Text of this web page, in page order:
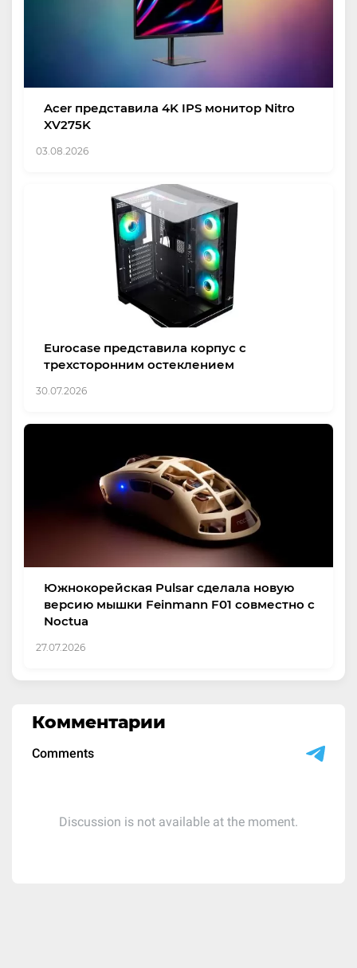
Acer представила 4K IPS монитор Nitro
XV275K
03.08.2026
Eurocase представила корпус с
трехсторонним остеклением
30.07.2026
Южнокорейская Pulsar сделала новую
версию мышки Feinmann F01 совместно с
Noctua
27.07.2026
Комментарии